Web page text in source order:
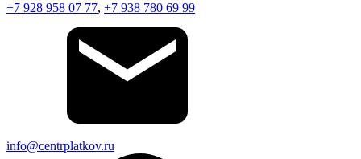
+7 928 958 07 77, +7 938 780 69 99
info@centrplatkov.ru